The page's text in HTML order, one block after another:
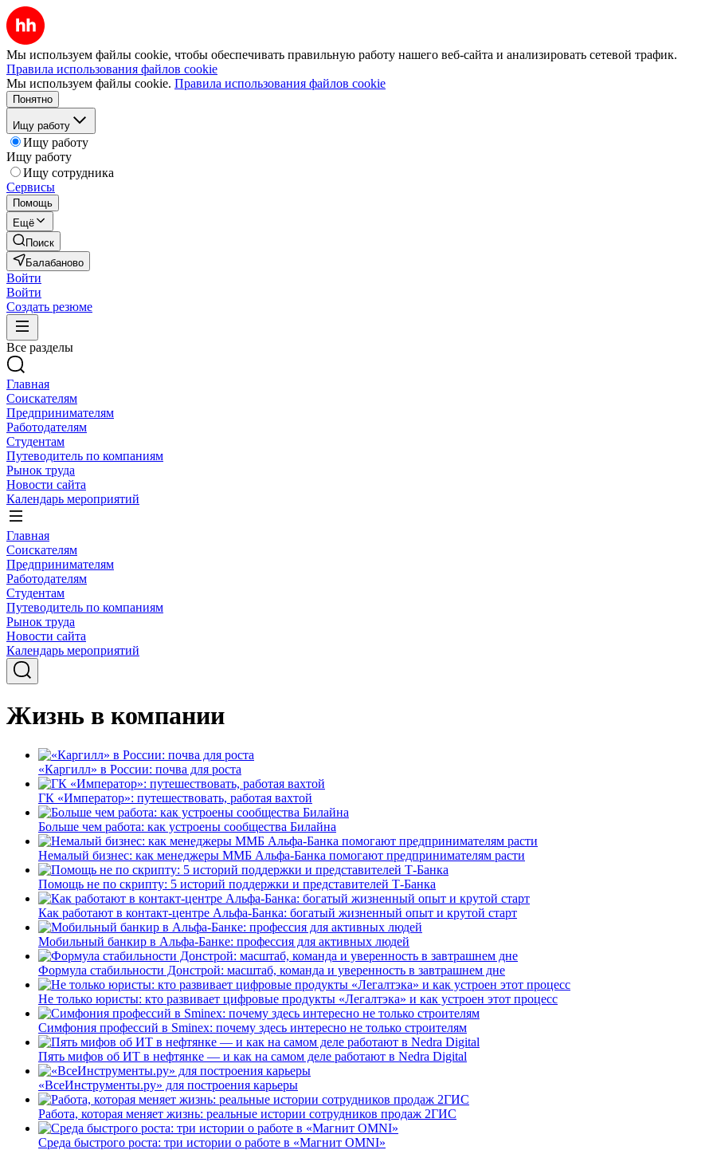
Мы используем файлы cookie, чтобы обеспечивать правильную работу нашего веб-сайта и анализировать сетевой трафик.
Правила использования файлов cookie
Мы используем файлы cookie. Правила использования файлов cookie
Понятно
Ищу работу
Ищу работу
Ищу работу
Ищу сотрудника
Сервисы
Помощь
Ещё
Поиск
Балабаново
Войти
Войти
Создать резюме
Все разделы
Главная
Соискателям
Предпринимателям
Работодателям
Студентам
Путеводитель по компаниям
Рынок труда
Новости сайта
Календарь мероприятий
Главная
Соискателям
Предпринимателям
Работодателям
Студентам
Путеводитель по компаниям
Рынок труда
Новости сайта
Календарь мероприятий
Жизнь в компании
«Каргилл» в России: почва для роста
ГК «Император»: путешествовать, работая вахтой
Больше чем работа: как устроены сообщества Билайна
Немалый бизнес: как менеджеры ММБ Альфа-Банка помогают предпринимателям расти
Помощь не по скрипту: 5 историй поддержки и представителей Т-Банка
Как работают в контакт-центре Альфа-Банка: богатый жизненный опыт и крутой старт
Мобильный банкир в Альфа-Банке: профессия для активных людей
Формула стабильности Донстрой: масштаб, команда и уверенность в завтрашнем дне
Не только юристы: кто развивает цифровые продукты «Легалтэка» и как устроен этот процесс
Симфония профессий в Sminex: почему здесь интересно не только строителям
Пять мифов об ИТ в нефтянке — и как на самом деле работают в Nedra Digital
«ВсеИнструменты.ру» для построения карьеры
Работа, которая меняет жизнь: реальные истории сотрудников продаж 2ГИС
Среда быстрого роста: три истории о работе в «Магнит OMNI»